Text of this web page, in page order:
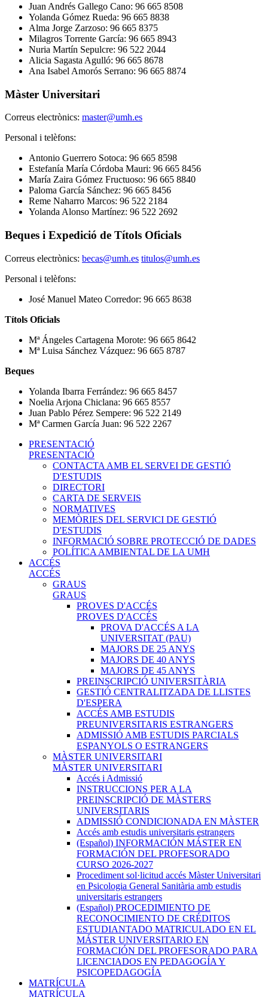
Juan Andrés Gallego Cano: 96 665 8508
Yolanda Gómez Rueda: 96 665 8838
Alma Jorge Zarzoso: 96 665 8375
Milagros Torrente García: 96 665 8943
Nuria Martín Sepulcre: 96 522 2044
Alicia Sagasta Agulló: 96 665 8678
Ana Isabel Amorós Serrano: 96 665 8874
Màster Universitari
Correus electrònics: master@umh.es
Personal i telèfons:
Antonio Guerrero Sotoca: 96 665 8598
Estefanía María Córdoba Mauri: 96 665 8456
María Zaira Gómez Fructuoso: 96 665 8840
Paloma García Sánchez: 96 665 8456
Reme Naharro Marcos: 96 522 2184
Yolanda Alonso Martínez: 96 522 2692
Beques i Expedició de Títols Oficials
Correus electrònics: becas@umh.es titulos@umh.es
Personal i telèfons:
José Manuel Mateo Corredor: 96 665 8638
Títols Oficials
Mª Ángeles Cartagena Morote: 96 665 8642
Mª Luisa Sánchez Vázquez: 96 665 8787
Beques
Yolanda Ibarra Ferrández: 96 665 8457
Noelia Arjona Chiclana: 96 665 8557
Juan Pablo Pérez Sempere: 96 522 2149
Mª Carmen García Juan: 96 522 2267
PRESENTACIÓ
PRESENTACIÓ
CONTACTA AMB EL SERVEI DE GESTIÓ
D'ESTUDIS
DIRECTORI
CARTA DE SERVEIS
NORMATIVES
MEMÒRIES DEL SERVICI DE GESTIÓ
D'ESTUDIS
INFORMACIÓ SOBRE PROTECCIÓ DE DADES
POLÍTICA AMBIENTAL DE LA UMH
ACCÉS
ACCÉS
GRAUS
GRAUS
PROVES D'ACCÉS
PROVES D'ACCÉS
PROVA D'ACCÉS A LA
UNIVERSITAT (PAU)
MAJORS DE 25 ANYS
MAJORS DE 40 ANYS
MAJORS DE 45 ANYS
PREINSCRIPCIÓ UNIVERSITÀRIA
GESTIÓ CENTRALITZADA DE LLISTES
D'ESPERA
ACCÉS AMB ESTUDIS
PREUNIVERSITARIS ESTRANGERS
ADMISSIÓ AMB ESTUDIS PARCIALS
ESPANYOLS O ESTRANGERS
MÀSTER UNIVERSITARI
MÀSTER UNIVERSITARI
Accés i Admissió
INSTRUCCIONS PER A LA
PREINSCRIPCIÓ DE MÀSTERS
UNIVERSITARIS
ADMISSIÓ CONDICIONADA EN MÀSTER
Accés amb estudis universitaris estrangers
(Español) INFORMACIÓN MÁSTER EN
FORMACIÓN DEL PROFESORADO
CURSO 2026-2027
Procediment sol·licitud accés Màster Universitari
en Psicologia General Sanitària amb estudis
universitaris estrangers
(Español) PROCEDIMIENTO DE
RECONOCIMIENTO DE CRÉDITOS
ESTUDIANTADO MATRICULADO EN EL
MÁSTER UNIVERSITARIO EN
FORMACIÓN DEL PROFESORADO PARA
LICENCIADOS EN PEDAGOGÍA Y
PSICOPEDAGOGÍA
MATRÍCULA
MATRÍCULA